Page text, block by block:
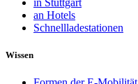
in Stuttgart
an Hotels
Schnellladestationen
Wissen